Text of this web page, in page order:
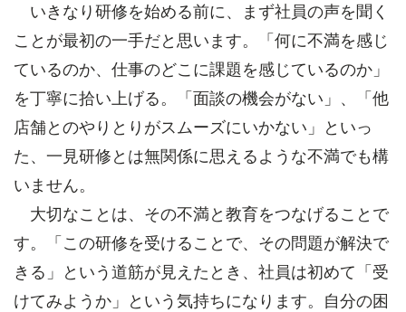
いきなり研修を始める前に、まず社員の声を聞く
ことが最初の一手だと思います。「何に不満を感じ
ているのか、仕事のどこに課題を感じているのか」
を丁寧に拾い上げる。「面談の機会がない」、「他
店舗とのやりとりがスムーズにいかない」といっ
た、一見研修とは無関係に思えるような不満でも構
いません。
大切なことは、その不満と教育をつなげることで
す。「この研修を受けることで、その問題が解決で
きる」という道筋が見えたとき、社員は初めて「受
けてみようか」という気持ちになります。自分の困